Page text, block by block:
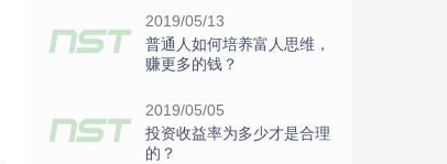
2019/05/13
普通人如何培养富人思维，
赚更多的钱？
2019/05/05
投资收益率为多少才是合理
的？